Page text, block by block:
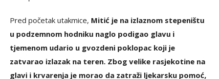
Pred početak utakmice, Mitić je na izlaznom stepeništu
u podzemnom hodniku naglo podigao glavu i
tjemenom udario u gvozdeni poklopac koji je
zatvarao izlazak na teren. Zbog velike rasjekotine na
glavi i krvarenja je morao da zatraži ljekarsku pomoć,